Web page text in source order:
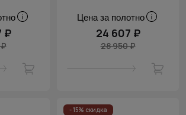
₽
Цена за полотно
24 607 ₽
28 950 ₽
- 15% скидка